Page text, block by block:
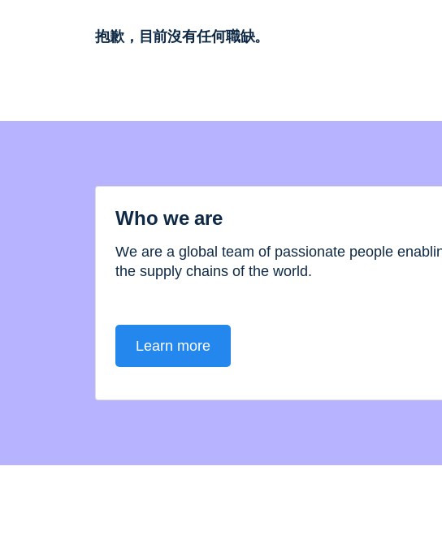
抱歉，目前沒有任何職缺。
Who we are
We are a global team of passionate people
the supply chains of the world.
Learn more